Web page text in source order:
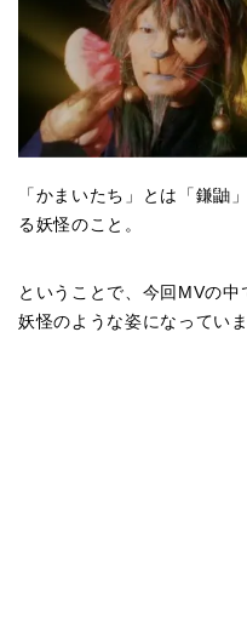
「かまいたち」とは「鎌鼬
る妖怪のこと。
ということで、今回MVの
妖怪のような姿になっていま